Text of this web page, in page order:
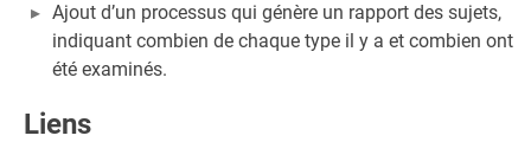
Ajout d’un processus qui génère un rapport des sujets,
indiquant combien de chaque type il y a et combien ont
été examinés.
Liens